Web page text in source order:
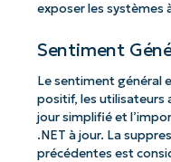
exposer les systèmes
Sentiment
Le sentiment général
positif, les utilisateurs
jour simplifié et
.NET à jour. La
précédentes est